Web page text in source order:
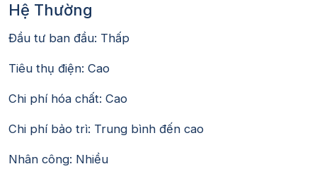
Hệ Thường
Đầu tư ban đầu: Thấp
Tiêu thụ điện: Cao
Chi phí hóa chất: Cao
Chi phí bảo trì: Trung bình đến cao
Nhân công: Nhiều